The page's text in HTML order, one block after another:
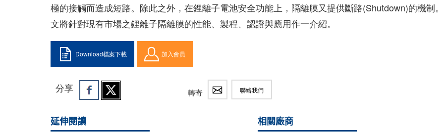
極的接觸而造成短路。除此之外，在鋰離子電池安全功能上，隔離膜又提供斷路(Shutdown)的機制
文將針對現有市場之鋰離子隔離膜的性能、製程、認證與應用作一介紹。
Download檔案下載 加入會員
分享 轉寄 聯絡我們
延伸閱讀 相關廠商